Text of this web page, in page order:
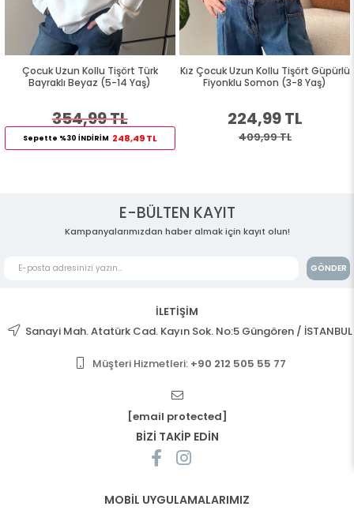
Çocuk Uzun Kollu Tişört Türk
Bayraklı Beyaz (5-14 Yaş)
354,99 TL
Sepette %30 İNDİRİM 248,49 TL
Kız Çocuk Uzun Kollu Tişört Güpürlü
Fiyonklu Somon (3-8 Yaş)
224,99 TL
409,99 TL
E-BÜLTEN KAYIT
Kampanyalarımızdan haber almak için kayıt olun!
GÖNDER
İLETİŞİM
Sanayi Mah. Atatürk Cad. Kayın Sok. No:5 Güngören / İSTANBUL
Müşteri Hizmetleri: +90 212 505 55 77
[email protected]
BİZİ TAKİP EDİN
MOBİL UYGULAMALARIMIZ